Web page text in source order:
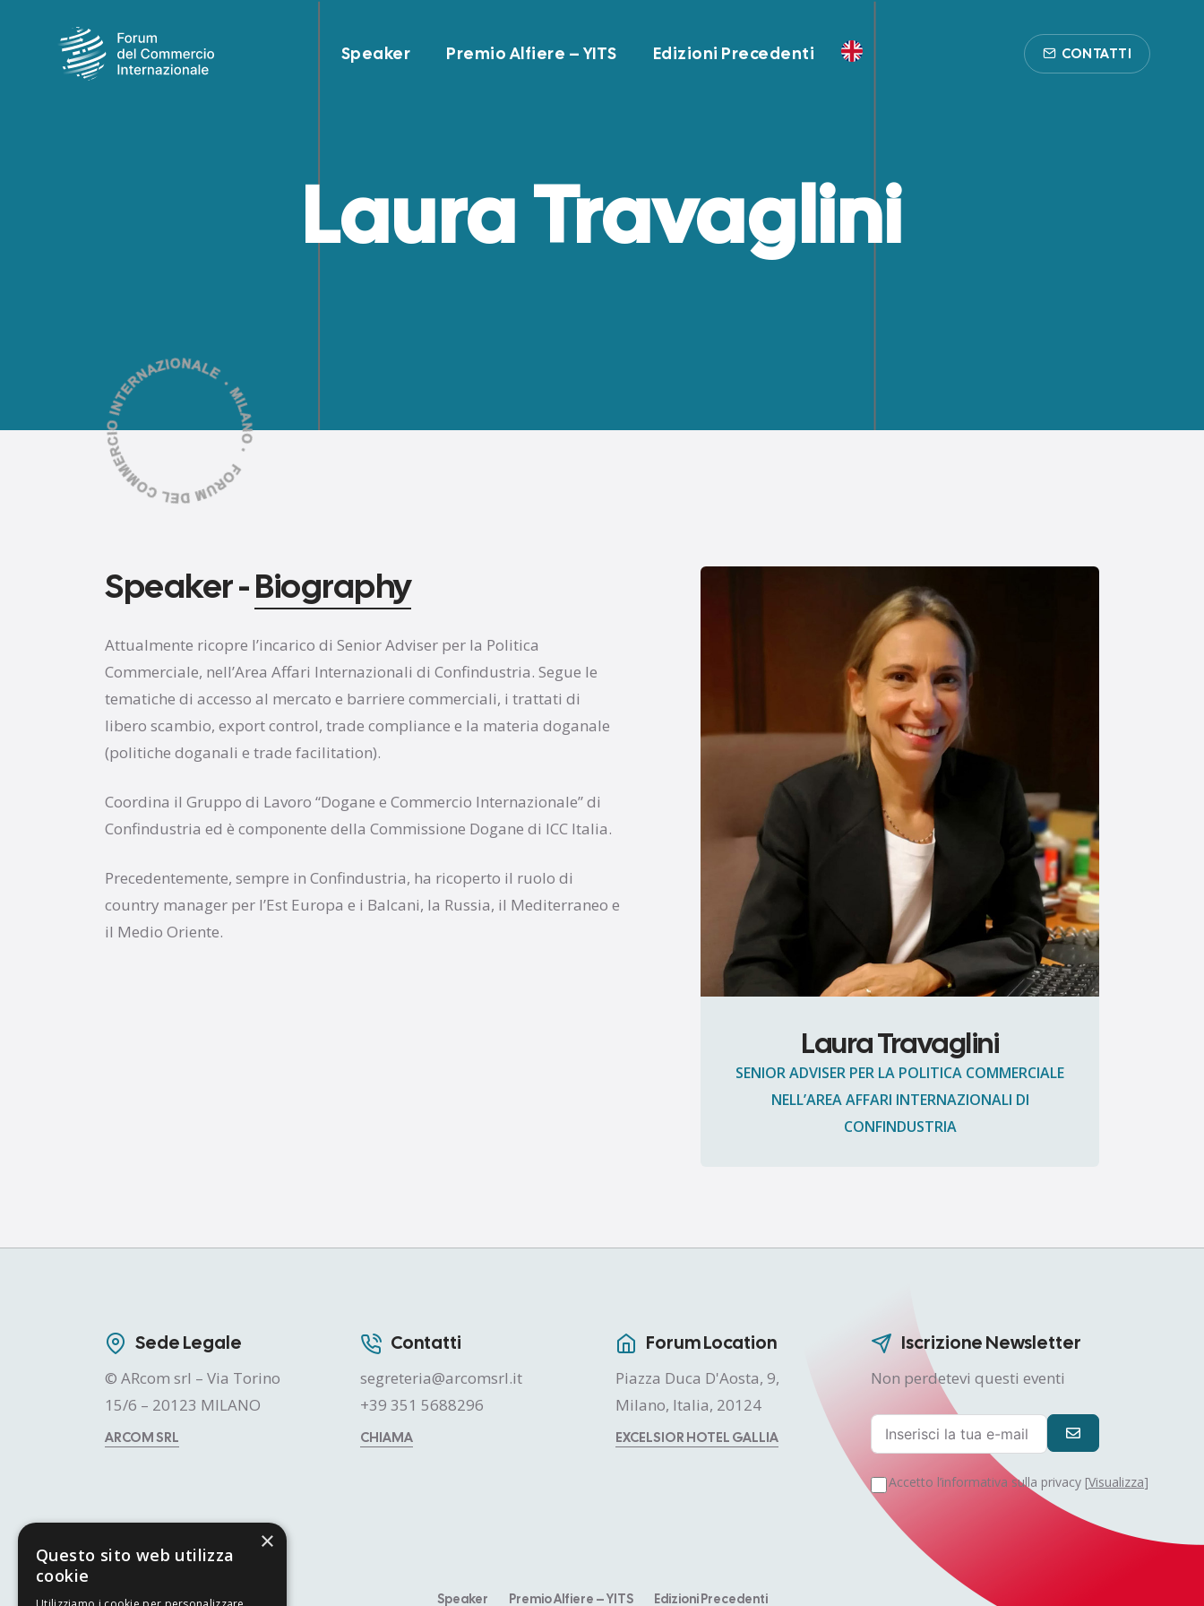
Speaker Premio Alfiere – YITS Edizioni Precedenti CONTATTI
Laura Travaglini
Speaker -Biography
Attualmente ricopre l’incarico di Senior Adviser per la Politica
Commerciale, nell’Area Affari Internazionali di Confindustria. Segue le
tematiche di accesso al mercato e barriere commerciali, i trattati di
libero scambio, export control, trade compliance e la materia doganale
(politiche doganali e trade facilitation).
Coordina il Gruppo di Lavoro “Dogane e Commercio Internazionale” di
Confindustria ed è componente della Commissione Dogane di ICC Italia.
Precedentemente, sempre in Confindustria, ha ricoperto il ruolo di
country manager per l’Est Europa e i Balcani, la Russia, il Mediterraneo e
il Medio Oriente.
Laura Travaglini
SENIOR ADVISER PER LA POLITICA COMMERCIALE
NELL’AREA AFFARI INTERNAZIONALI DI
CONFINDUSTRIA
Sede Legale
© ARcom srl – Via Torino
15/6 – 20123 MILANO
ARCOM SRL
Contatti
segreteria@arcomsrl.it
+39 351 5688296
CHIAMA
Forum Location
Piazza Duca D'Aosta, 9,
Milano, Italia, 20124
EXCELSIOR HOTEL GALLIA
Iscrizione Newsletter
Non perdetevi questi eventi
Accetto l’informativa sulla privacy [Visualizza]
Speaker Premio Alfiere – YITS Edizioni Precedenti
×
Questo sito web utilizza
cookie